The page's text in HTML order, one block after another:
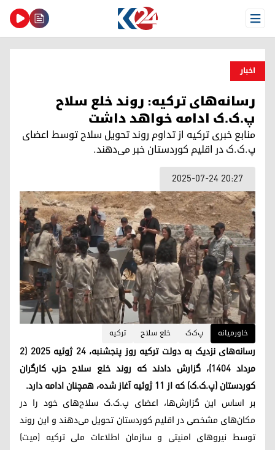
Open Menu
اخبار
رسانه‌های ترکیه: روند خلع سلاح
پ.ک.ک ادامه خواهد داشت
منابع خبری ترکیه از تداوم روند تحویل سلاح توسط اعضای
پ.ک.ک در اقلیم کوردستان خبر می‌دهند.
2025-07-24 20:27
خاورمیانه پ‌ک‌ک خلع سلاح ترکیه
رسانه‌های نزدیک به دولت ترکیه روز پنجشنبه، ۲۴ ژوئیه ۲۰۲۵ (۲
مرداد ۱۴۰۴)، گزارش دادند که روند خلع سلاح حزب کارگران
کوردستان (پ.ک.ک) که از ۱۱ ژوئیه آغاز شده، همچنان ادامه دارد.
بر اساس این گزارش‌ها، اعضای پ.ک.ک سلاح‌های خود را در
مکان‌های مشخصی در اقلیم کوردستان تحویل می‌دهند و این روند
توسط نیروهای امنیتی و سازمان اطلاعات ملی ترکیه (میت)